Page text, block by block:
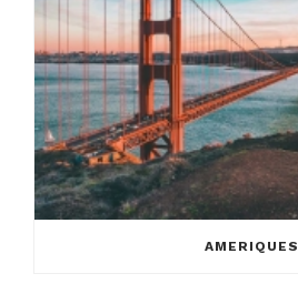
AMERIQUES